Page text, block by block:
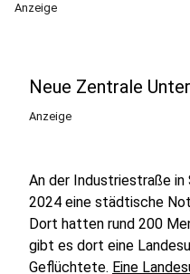
Anzeige
Neue Zentrale
Anzeige
An der Industriestraße in
2024 eine städtische
Dort hatten rund 200
gibt es dort eine
Geflüchtete. Eine